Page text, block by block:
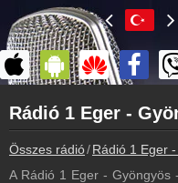
myonlineradio.hu
Rádió 1 Eger - Gyöngyös
Vissza a Rádió 1 Eger -
Összes rádió Rádió 1 Eger
A Rádió 1 Eger - Gyöngyös